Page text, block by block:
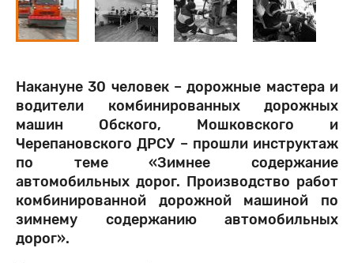
Накануне 30 человек – дорожные мастера и
водители комбинированных дорожных
машин Обского, Мошковского и
Черепановского ДРСУ – прошли инструктаж
по теме «Зимнее содержание
автомобильных дорог. Производство работ
комбинированной дорожной машиной по
зимнему содержанию автомобильных
дорог».